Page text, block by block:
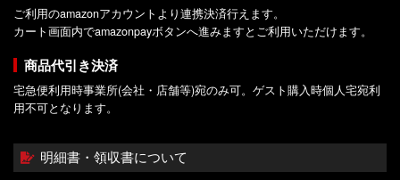
ご利用のamazonアカウントより連携決済行えます。
カート画面内でamazonpayボタンへ進みますとご利用いただけます。
商品代引き決済
宅急便利用時事業所(会社・店舗等)宛のみ可。ゲスト購入時個人宅宛利
用不可となります。
明細書・領収書について